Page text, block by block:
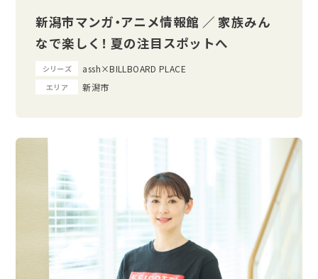
新潟市マンガ・アニメ情報館 ／ 家族みん
なで楽しく！ 夏の注目スポットへ
シリーズ assh×BILLBOARD PLACE
エリア 新潟市